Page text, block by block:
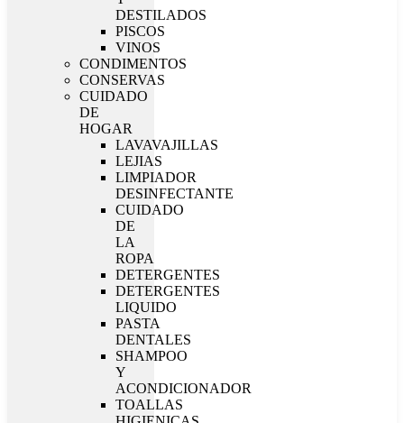
DESTILADOS
PISCOS
VINOS
CONDIMENTOS
CONSERVAS
CUIDADO
DE
HOGAR
LAVAVAJILLAS
LEJIAS
LIMPIADOR
DESINFECTANTE
CUIDADO
DE
LA
ROPA
DETERGENTES
DETERGENTES
LIQUIDO
PASTA
DENTALES
SHAMPOO
Y
ACONDICIONADOR
TOALLAS